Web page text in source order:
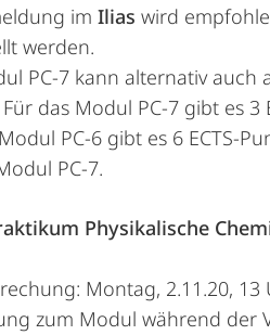
im Ilias wird
werden.
PC-7 kann alternativ auch
das Modul PC-7 gibt es 3
PC-6 gibt es 6 ECTS-
PC-7.
Physikalische
Montag, 2.11.20, 13
zum Modul während der